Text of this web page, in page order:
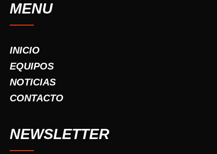
MENU
INICIO
EQUIPOS
NOTICIAS
CONTACTO
NEWSLETTER